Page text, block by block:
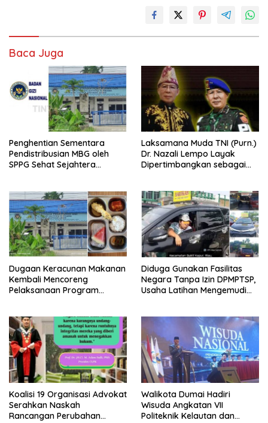
Baca Juga
Penghentian Sementara
Pendistribusian MBG oleh
SPPG Sehat Sejahtera
Laksamana Muda TNI (Purn.)
Dr. Nazali Lempo Layak
Dipertimbangkan sebagai
Berkompromi terhadap
Penegakan Hukum
Dugaan Keracunan Makanan
Kembali Mencoreng
Pelaksanaan Program
Bersama Kota Dumai
Diduga Gunakan Fasilitas
Negara Tanpa Izin DPMPTSP,
Usaha Latihan Mengemudi
Koalisi 19 Organisasi Advokat
Serahkan Naskah
Rancangan Perubahan
Walikota Dumai Hadiri
Wisuda Angkatan VII
Politeknik Kelautan dan